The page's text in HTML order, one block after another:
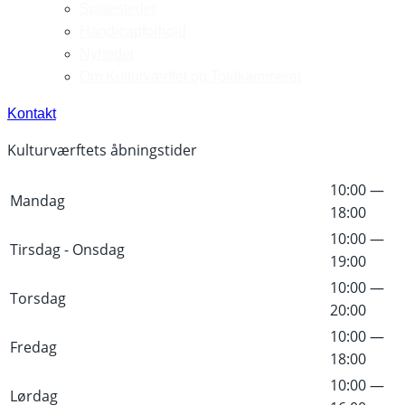
Kontakt
Kulturværftets åbningstider
Mandag
10:00 —
18:00
Tirsdag - Onsdag
10:00 —
19:00
Torsdag
10:00 —
20:00
Fredag
10:00 —
18:00
Lørdag
10:00 —